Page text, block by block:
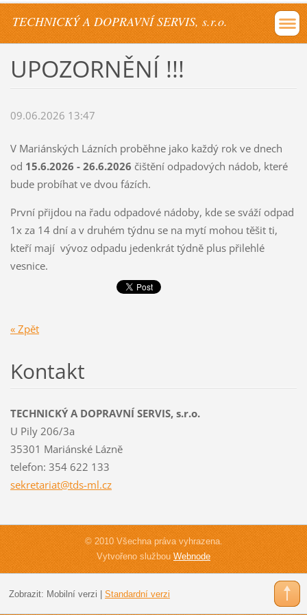
TECHNICKÝ A DOPRAVNÍ SERVIS, s.r.o.
UPOZORNĚNÍ !!!
09.06.2026 13:47
V Mariánských Lázních proběhne jako každý rok ve dnech
od 15.6.2026 - 26.6.2026 čištění odpadových nádob, které
bude probíhat ve dvou fázích.
První přijdou na řadu odpadové nádoby, kde se sváží odpad
1x za 14 dní a v druhém týdnu se na mytí mohou těšit ti,
kteří mají vývoz odpadu jedenkrát týdně plus přilehlé
vesnice.
« Zpět
Kontakt
TECHNICKÝ A DOPRAVNÍ SERVIS, s.r.o.
U Pily 206/3a
35301 Mariánské Lázně
telefon: 354 622 133
sekretariat@tds-ml.cz
© 2010 Všechna práva vyhrazena.
Vytvořeno službouWebnode
Zobrazit: Mobilní verzi Standardní verzi